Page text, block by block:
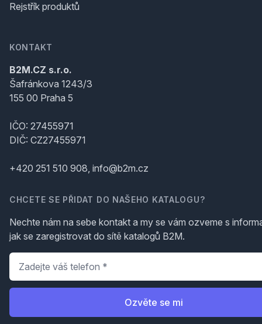
Rejstřík produktů
KONTAKT
B2M.CZ s.r.o.
Šafránkova 1243/3
155 00 Praha 5
IČO: 27455971
DIČ: CZ27455971
+420 251 510 908, info@b2m.cz
CHCETE SE PŘIDAT DO NAŠEHO KATALOGU?
Nechte nám na sebe kontakt a my se vám ozveme s
jak se zaregistrovat do sítě katalogů B2M.
Telefon
Ozvěte se mi